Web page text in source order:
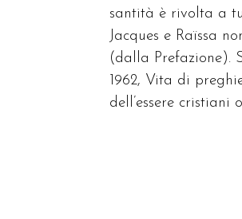
santità è rivolta a
Jacques e Raïssa
(dalla Prefazione).
1962, Vita di
dell’essere cristiani